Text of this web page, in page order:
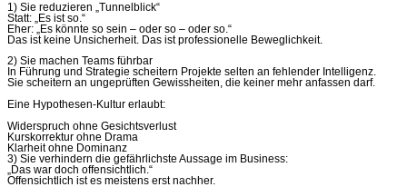
1) Sie reduzieren „Tunnelblick“
Statt: „Es ist so.“
Eher: „Es könnte so sein – oder so – oder so.“
Das ist keine Unsicherheit. Das ist professionelle Beweglichkeit.
2) Sie machen Teams führbar
In Führung und Strategie scheitern Projekte selten an fehlender Intelligenz.
Sie scheitern an ungeprüften Gewissheiten, die keiner mehr anfassen darf.
Eine Hypothesen-Kultur erlaubt:
Widerspruch ohne Gesichtsverlust
Kurskorrektur ohne Drama
Klarheit ohne Dominanz
3) Sie verhindern die gefährlichste Aussage im Business:
„Das war doch offensichtlich.“
Offensichtlich ist es meistens erst nachher.